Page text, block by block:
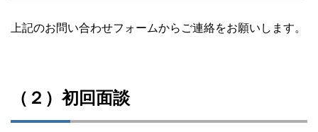
上記のお問い合わせフォームからご連絡をお願いします。
（２）初回面談